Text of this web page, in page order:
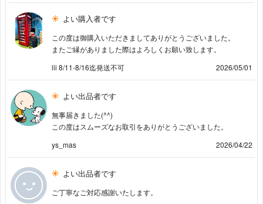
よい購入者です
この度は御購入いただきましてありがとうございました。
またご縁がありました際はよろしくお願い致します。
lii 8/11-8/16迄発送不可
2026/05/01
よい出品者です
無事届きました(^^)
この度はスムーズなお取引をありがとうございました。
ys_mas
2026/04/22
よい出品者です
ご丁寧なご対応感謝いたします。